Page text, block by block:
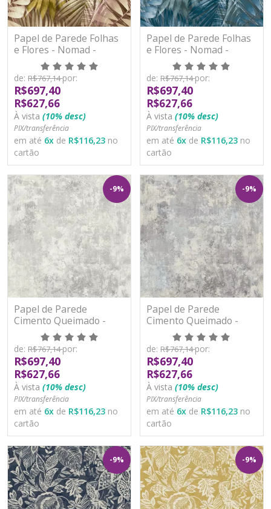
Papel de Parede Folhas
e Flores - Nomad -
170703 - Vinílico
de: R$767,14por:
R$697,40
R$627,66
À vista (10% desc)
PIX/transferência
em até 6x de R$116,23 no
cartão
Papel de Parede Folhas
e Flores - Nomad -
170705 - Vinílico
de: R$767,14por:
R$697,40
R$627,66
À vista (10% desc)
PIX/transferência
em até 6x de R$116,23 no
cartão
-9%
Papel de Parede
Cimento Queimado -
Nomad - 170802 -
Vinílico
de: R$767,14por:
R$697,40
R$627,66
À vista (10% desc)
PIX/transferência
em até 6x de R$116,23 no
cartão
-9%
Papel de Parede
Cimento Queimado -
Nomad - 170803 -
Vinílico
de: R$767,14por:
R$697,40
R$627,66
À vista (10% desc)
PIX/transferência
em até 6x de R$116,23 no
cartão
-9% -9%